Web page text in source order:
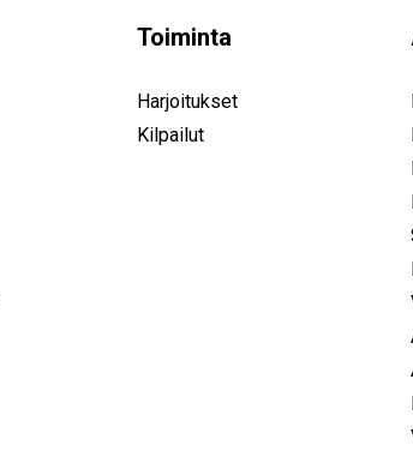
Toiminta
Harjoitukset
Kilpailut